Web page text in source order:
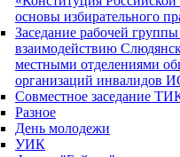
основы избирательного
Заседание рабочей
взаимодействию
местными отделениями
организаций инвалидов
Совместное заседание
Разное
День молодежи
УИК